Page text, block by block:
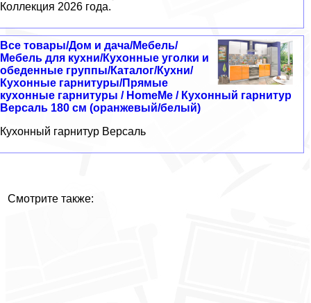
Коллекция 2026 года.
Все товары/Дом и дача/Мебель/
Мебель для кухни/Кухонные уголки и
обеденные группы/Каталог/Кухни/
Кухонные гарнитуры/Прямые
кухонные гарнитуры / HomeMe / Кухонный гарнитур
Версаль 180 см (оранжевый/белый)
Кухонный гарнитур Версаль
Смотрите также: